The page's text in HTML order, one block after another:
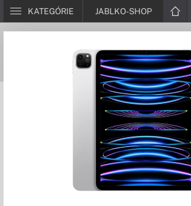
KATEGÓRIE JABLKO-SHOP